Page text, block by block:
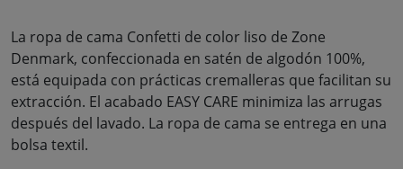
La ropa de cama Confetti de color liso de Zone
Denmark, confeccionada en satén de algodón 100%,
está equipada con prácticas cremalleras que facilitan su
extracción. El acabado EASY CARE minimiza las arrugas
después del lavado. La ropa de cama se entrega en una
bolsa textil.